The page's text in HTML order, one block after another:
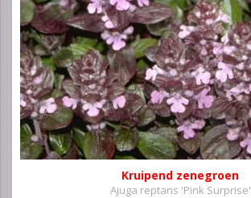
Kruipend zenegroen
Ajuga reptans 'Pink Surprise'